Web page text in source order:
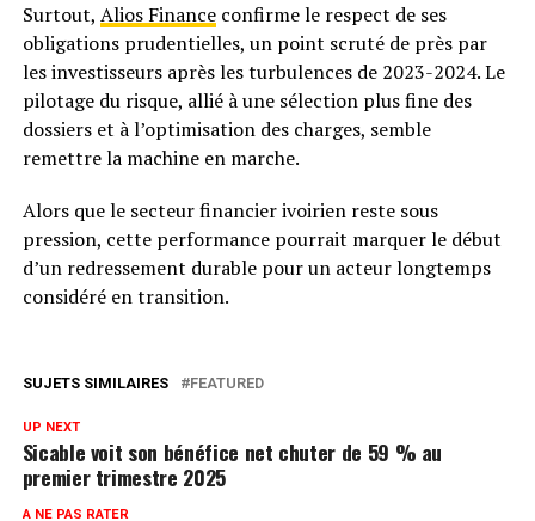
Surtout, Alios Financeconfirme le respect de ses
obligations prudentielles, un point scruté de près par
les investisseurs après les turbulences de 2023-2024. Le
pilotage du risque, allié à une sélection plus fine des
dossiers et à l’optimisation des charges, semble
remettre la machine en marche.
Alors que le secteur financier ivoirien reste sous
pression, cette performance pourrait marquer le début
d’un redressement durable pour un acteur longtemps
considéré en transition.
SUJETS SIMILAIRES FEATURED
UP NEXT
Sicable voit son bénéfice net chuter de 59 % au
premier trimestre 2025
A NE PAS RATER